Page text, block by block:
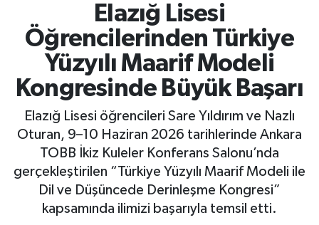
Elazığ Lisesi
Öğrencilerinden Türkiye
Yüzyılı Maarif Modeli
Kongresinde Büyük Başarı
Elazığ Lisesi öğrencileri Sare Yıldırım ve Nazlı
Oturan, 9–10 Haziran 2026 tarihlerinde Ankara
TOBB İkiz Kuleler Konferans Salonu’nda
gerçekleştirilen “Türkiye Yüzyılı Maarif Modeli ile
Dil ve Düşüncede Derinleşme Kongresi”
kapsamında ilimizi başarıyla temsil etti.
EĞİTİM
EKONOMİ
ELAZIĞ
GÜNDEM
Tüm Manşetler
Son Dakika Haberleri
Haber Arşivi